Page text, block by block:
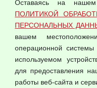
© 2026 ООО "Феникс"
Согласием на
Оферта оптовой купли-
Публичная оферта
Оставаясь на
ПОЛИТИКОЙ
ПЕРСОНАЛЬНЫХ
вашем
операционной
используемом
для предоставления
работы веб-сайта и